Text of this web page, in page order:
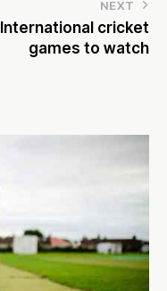
NEXT
International cricket
games to watch